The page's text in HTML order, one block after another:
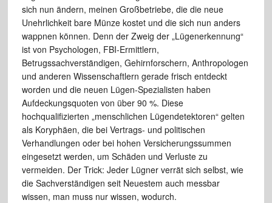
sich nun ändern, meinen Großbetriebe, die die neue
Unehrlichkeit bare Münze kostet und die sich nun anders
wappnen können. Denn der Zweig der „Lügenerkennung“
ist von Psychologen, FBI-Ermittlern,
Betrugssachverständigen, Gehirnforschern, Anthropologen
und anderen Wissenschaftlern gerade frisch entdeckt
worden und die neuen Lügen-Spezialisten haben
Aufdeckungsquoten von über 90 %. Diese
hochqualifizierten „menschlichen Lügendetektoren“ gelten
als Koryphäen, die bei Vertrags- und politischen
Verhandlungen oder bei hohen Versicherungssummen
eingesetzt werden, um Schäden und Verluste zu
vermeiden. Der Trick: Jeder Lügner verrät sich selbst, wie
die Sachverständigen seit Neuestem auch messbar
wissen, man muss nur wissen, wodurch.